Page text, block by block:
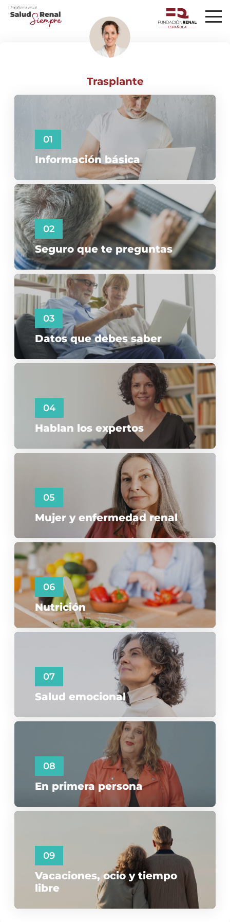
Trasplante
01
Información básica
02
Seguro que te preguntas
03
Datos que debes saber
04
Hablan los expertos
05
Mujer y enfermedad renal
06
Nutrición
07
Salud emocional
08
En primera persona
09
Vacaciones, ocio y tiempo
libre